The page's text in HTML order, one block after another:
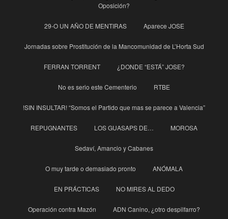
Oposición?
29-O UN AÑO DE MENTIRAS Aparece JOSE
Jornadas sobre Prostitución de la Mancomunidad de L’Horta Sud
FERRAN TORRENT ¿DONDE “ESTÁ” JOSE?
No es serio este Cementerio RTBE
!SIN INSULTAR! “Somos el Partido que mas se parece a Valencia”
REPUGNANTES LOS GUASAPS DE… MOROSA
Sedaví, Amancio y Cabanes
O muy tarde o demasiado pronto ANÓMALA
EN PRÁCTICAS NO MIRES AL DEDO
Operación contra Mazón ADN Canino, ¿otro despilfarro?